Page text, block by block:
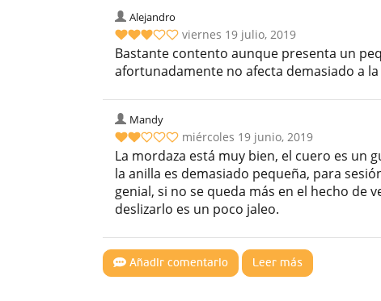
Alejandro
viernes 19 julio, 2019
Bastante contento aunque presenta un
afortunadamente no afecta demasiado a
Mandy
miércoles 19 junio, 2019
La mordaza está muy bien, el cuero es un
la anilla es demasiado pequeña, para
genial, si no se queda más en el hecho de
deslizarlo es un poco jaleo.
Añadir comentario Leer más